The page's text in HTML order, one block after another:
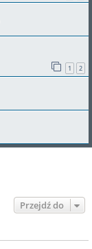
1 2
Przejdź do